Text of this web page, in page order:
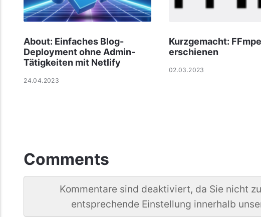
About: Einfaches Blog-
Deployment ohne Admin-
Tätigkeiten mit Netlify
24.04.2023
Kurzgemacht:
erschienen
02.03.2023
Comments
Kommentare sind deaktiviert, da Sie nicht
entsprechende Einstellung innerhalb